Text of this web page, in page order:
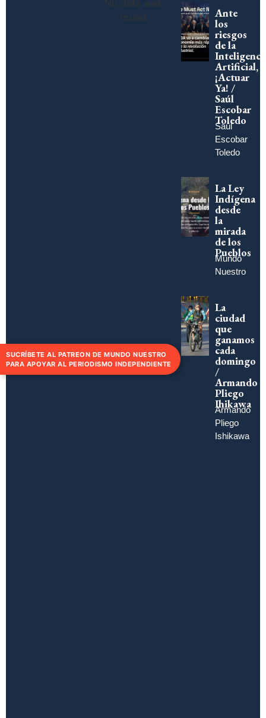
No data was
found
Ante
los
riesgos
de la
Artificial,
¡Actuar
Ya! /
Saúl
Escobar
Toledo
Saúl
Escobar
Toledo
La Ley
Indígena
desde
la
mirada
de los
Pueblos
Mundo
Nuestro
La
ciudad
que
ganamos
cada
domingo
/
Armando
Pliego
Ihikawa
Armando
Pliego
Ishikawa
SUCRÍBETE AL PATREON DE MUNDO NUESTRO
PARA APOYAR AL PERIODISMO INDEPENDIENTE